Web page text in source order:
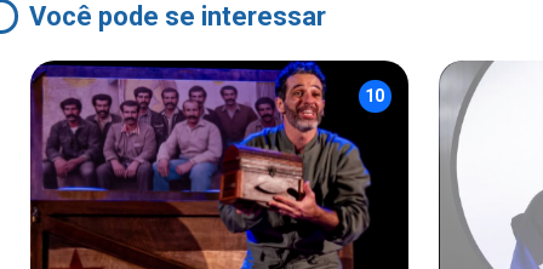
Você pode se interessar
10